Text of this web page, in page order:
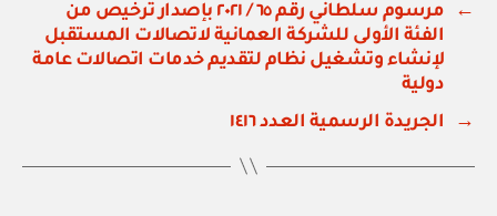
←
مرسوم سلطاني رقم ٦٥ / ٢٠٢١ بإصدار ترخيص من
الفئة الأولى للشركة العمانية لاتصالات المستقبل
لإنشاء وتشغيل نظام لتقديم خدمات اتصالات عامة
دولية
→
الجريدة الرسمية العدد ١٤١٦